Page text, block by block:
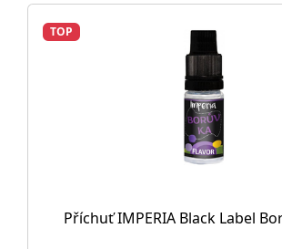
TOP
Příchuť IMPERIA Black Label